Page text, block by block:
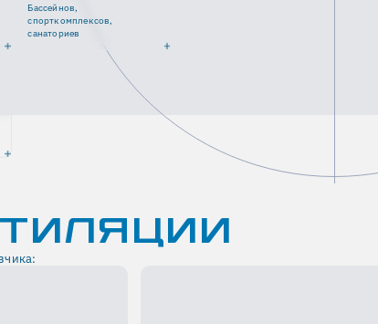
Бассейнов,
спорткомплексов,
санаториев